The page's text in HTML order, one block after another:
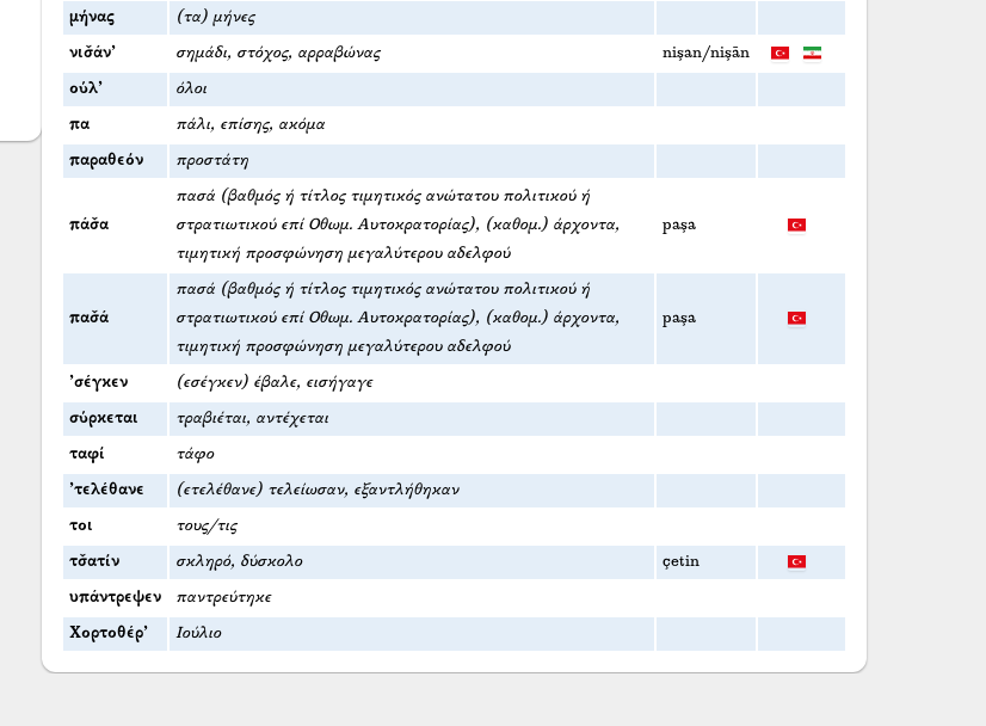
μήνας (τα) μήνες
νισ̌άν’ σημάδι, στόχος, αρραβώνας nişan/nişān
ούλ’ όλοι
πα πάλι, επίσης, ακόμα
παραθεόν προστάτη
πάσ̌α
πασά (βαθμός ή τίτλος τιμητικός ανώτατου πολιτικού ή
στρατιωτικού επί Οθωμ. Αυτοκρατορίας), (καθομ.) άρχοντα,
τιμητική προσφώνηση μεγαλύτερου αδελφού
paşa
πασ̌ά
πασά (βαθμός ή τίτλος τιμητικός ανώτατου πολιτικού ή
στρατιωτικού επί Οθωμ. Αυτοκρατορίας), (καθομ.) άρχοντα,
τιμητική προσφώνηση μεγαλύτερου αδελφού
paşa
’σέγκεν (εσέγκεν) έβαλε, εισήγαγε
σύρκεται τραβιέται, αντέχεται
ταφί τάφο
’τελέθανε (ετελέθανε) τελείωσαν, εξαντλήθηκαν
τοι τους/τις
τσ̌ατίν σκληρό, δύσκολο çetin
υπάντρεψεν παντρεύτηκε
Χορτοθέρ’ Ιούλιο